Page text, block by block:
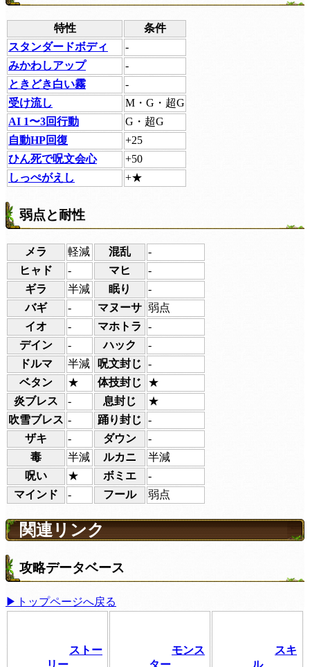
特性
条件
スタンダードボディ
-
みかわしアップ
-
ときどき白い霧
-
受け流し
M・G・超G
AI 1〜3回行動
G・超G
自動HP回復
+25
ひん死で呪文会心
+50
しっぺがえし
+★
弱点と耐性
メラ 軽減 混乱
-
ヒャド
- マヒ
-
ギラ
半減 眠り
-
バギ
- マヌーサ 弱点
イオ
- マホトラ
-
デイン
- ハック
-
ドルマ
半減 呪文封じ -
ベタン
★ 体技封じ
★
炎ブレス
- 息封じ
★
吹雪ブレス - 踊り封じ -
ザキ
- ダウン
-
毒
半減 ルカニ
半減
呪い
★ ボミエ
-
マインド
- フール 弱点
関連リンク
攻略データベース
▶トップページへ戻る
ストー
リー
モンス
ター
スキ
ル